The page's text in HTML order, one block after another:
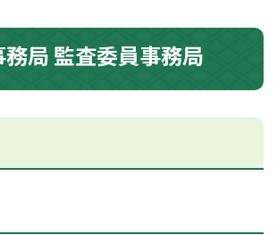
局 監査委員事務局